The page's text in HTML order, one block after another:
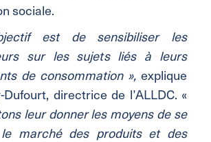
sociale.
est de sensibiliser les
sur les sujets liés à leurs
de consommation », explique
Dufourt, directrice de l’ALLDC. «
leur donner les moyens de se
marché des produits et des